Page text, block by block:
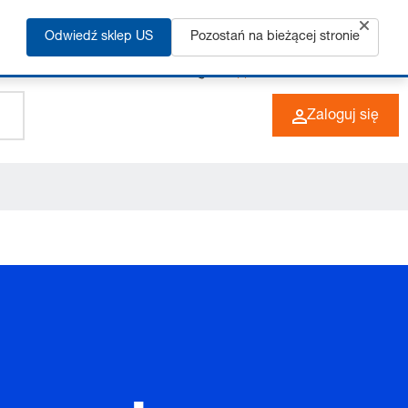
+49 (0) 6266 73-0 PL
Zaloguj się
Odwiedź sklep US Pozostań na bieżącej stronie